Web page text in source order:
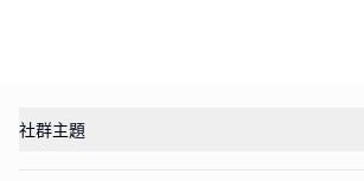
社群主題